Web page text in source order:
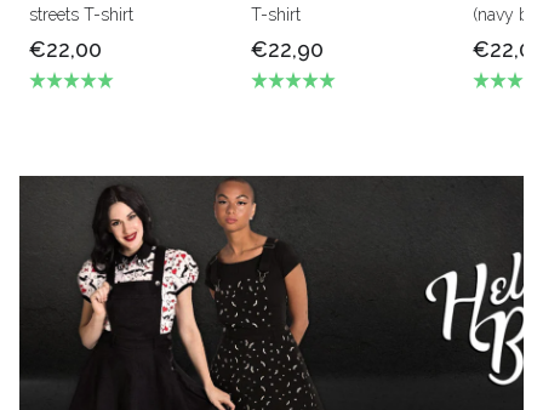
streets T-shirt
€22,00
T-shirt
€22,90
(navy